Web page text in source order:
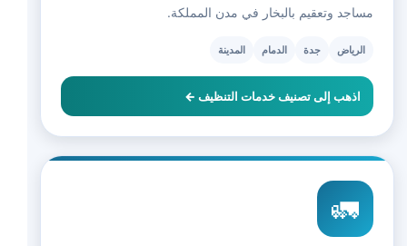
مساجد وتعقيم بالبخار في مدن المملكة.
الرياض جدة الدمام المدينة
اذهب إلى تصنيف خدمات التنظيف ←
🚛